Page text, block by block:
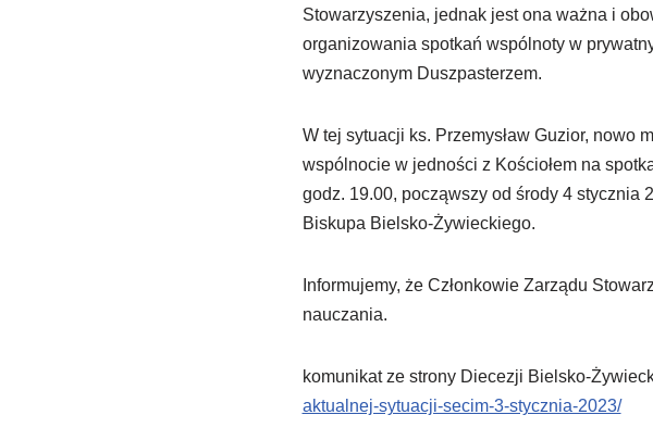
Stowarzyszenia, jednak jest ona ważna i
organizowania spotkań wspólnoty w
wyznaczonym Duszpasterzem.
W tej sytuacji ks. Przemysław Guzior, nowo
wspólnocie w jedności z Kościołem na
godz. 19.00, począwszy od środy 4 stycznia
Biskupa Bielsko-Żywieckiego.
Informujemy, że Członkowie Zarządu
nauczania.
komunikat ze strony Diecezji Bielsko-
aktualnej-sytuacji-secim-3-stycznia-2023/